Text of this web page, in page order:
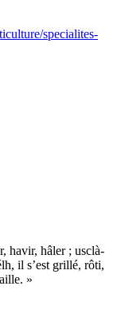
specialites-
havir, hâler ; usclà-
il s’est grillé, rôti,
»